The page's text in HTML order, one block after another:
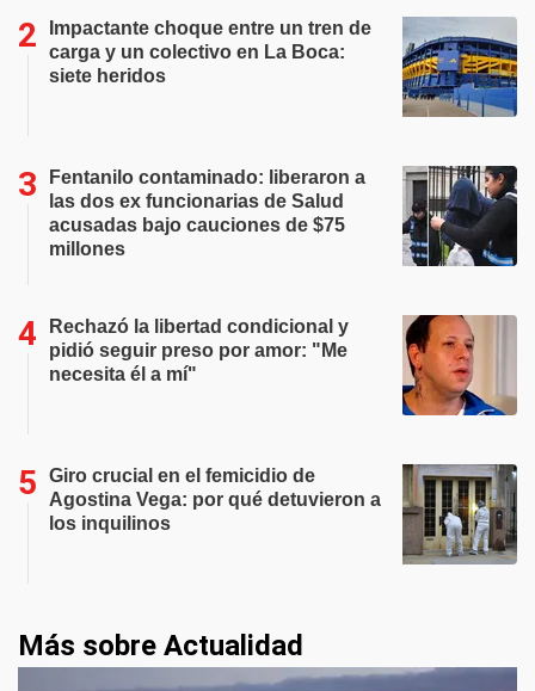
Impactante choque entre un tren de
carga y un colectivo en La Boca:
siete heridos
Fentanilo contaminado: liberaron a
las dos ex funcionarias de Salud
acusadas bajo cauciones de $75
millones
Rechazó la libertad condicional y
pidió seguir preso por amor: "Me
necesita él a mí"
Giro crucial en el femicidio de
Agostina Vega: por qué detuvieron a
los inquilinos
Más sobre Actualidad